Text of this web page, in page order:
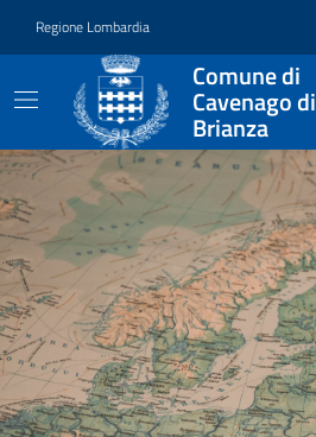
Regione Lombardia
Comune di
Cavenago di
Brianza